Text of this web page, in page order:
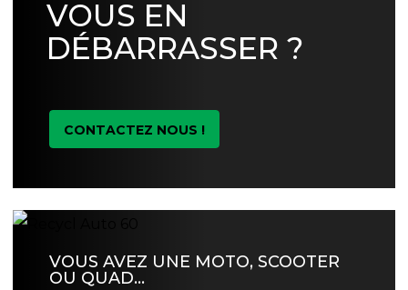
VOUS EN
DÉBARRASSER ?
CONTACTEZ NOUS !
VOUS AVEZ UNE MOTO, SCOOTER
OU QUAD…